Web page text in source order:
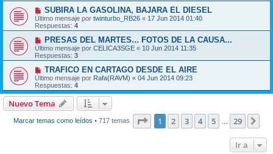
SUBIRA LA GASOLINA, BAJARA EL DIESEL
Último mensaje por twinturbo_RB26 « 17 Jun 2014 01:40
Respuestas: 4
PRESAS DEL MARTES... FOTOS DE LA CAUSA...
Último mensaje por CELICA3SGE « 10 Jun 2014 11:35
Respuestas: 3
TRAFICO EN CARTAGO DESDE EL AIRE
Último mensaje por Rafa(RAVM) « 04 Jun 2014 09:23
Respuestas: 4
Nuevo Tema
Marcar temas como leídos • 717 temas Página de 29
1 2 3 4 5 29
Ir a